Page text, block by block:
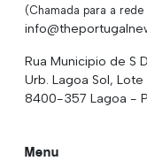
(Chamada para a rede
Rua Municipio de S
Urb. Lagoa Sol,
8400-357 Lagoa -
Menu